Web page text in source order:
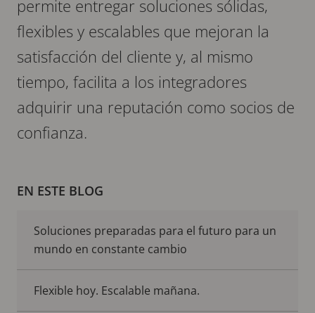
permite entregar soluciones sólidas,
flexibles y escalables que mejoran la
satisfacción del cliente y, al mismo
tiempo, facilita a los integradores
adquirir una reputación como socios de
confianza.
EN ESTE BLOG
Soluciones preparadas para el futuro para un
mundo en constante cambio
Flexible hoy. Escalable mañana.